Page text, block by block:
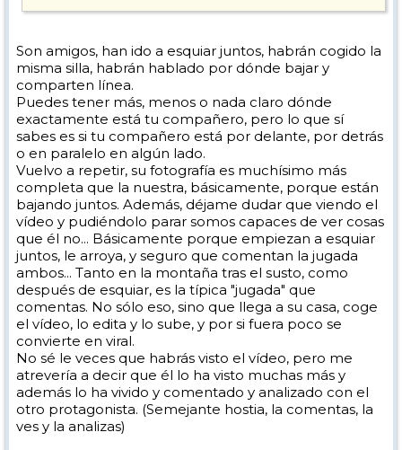
Son amigos, han ido a esquiar juntos, habrán cogido la
misma silla, habrán hablado por dónde bajar y
comparten línea.
Puedes tener más, menos o nada claro dónde
exactamente está tu compañero, pero lo que sí
sabes es si tu compañero está por delante, por detrás
o en paralelo en algún lado.
Vuelvo a repetir, su fotografía es muchísimo más
completa que la nuestra, básicamente, porque están
bajando juntos. Además, déjame dudar que viendo el
vídeo y pudiéndolo parar somos capaces de ver cosas
que él no... Básicamente porque empiezan a esquiar
juntos, le arroya, y seguro que comentan la jugada
ambos... Tanto en la montaña tras el susto, como
después de esquiar, es la típica "jugada" que
comentas. No sólo eso, sino que llega a su casa, coge
el vídeo, lo edita y lo sube, y por si fuera poco se
convierte en viral.
No sé le veces que habrás visto el vídeo, pero me
atrevería a decir que él lo ha visto muchas más y
además lo ha vivido y comentado y analizado con el
otro protagonista. (Semejante hostia, la comentas, la
ves y la analizas)